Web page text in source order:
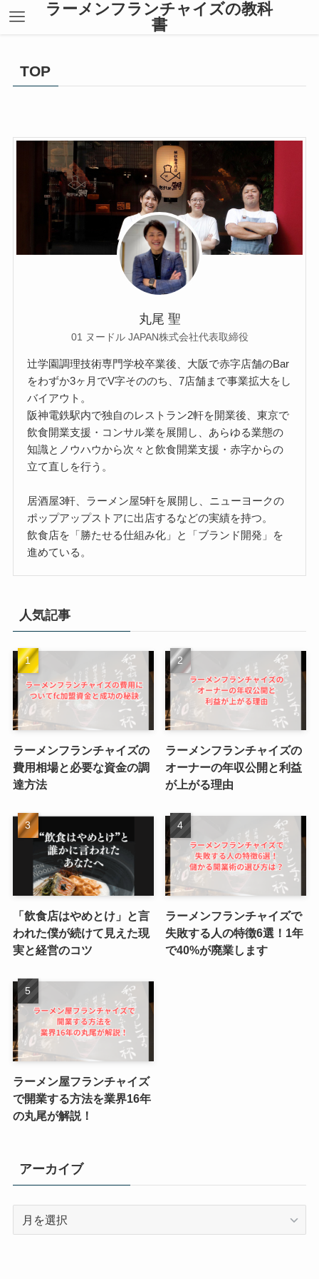
ラーメンフランチャイズの教科
書
TOP
丸尾 聖
01 ヌードル JAPAN株式会社代表取締役
辻学園調理技術専門学校卒業後、大阪で赤字店舗のBar
をわずか3ヶ月でV字そののち、7店舗まで事業拡大をし
バイアウト。
阪神電鉄駅内で独自のレストラン2軒を開業後、東京で
飲食開業支援・コンサル業を展開し、あらゆる業態の
知識とノウハウから次々と飲食開業支援・赤字からの
立て直しを行う。
居酒屋3軒、ラーメン屋5軒を展開し、ニューヨークの
ポップアップストアに出店するなどの実績を持つ。
飲食店を「勝たせる仕組み化」と「ブランド開発」を
進めている。
人気記事
ラーメンフランチャイズの
費用相場と必要な資金の調
達方法
ラーメンフランチャイズの
オーナーの年収公開と利益
が上がる理由
「飲食店はやめとけ」と言
われた僕が続けて見えた現
実と経営のコツ
ラーメンフランチャイズで
失敗する人の特徴6選！1年
で40%が廃業します
ラーメン屋フランチャイズ
で開業する方法を業界16年
の丸尾が解説！
アーカイブ